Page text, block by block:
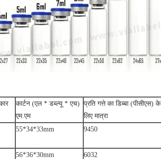
कार्टन (एल * डब्ल्यू * एच)
एम.एम
प्रति गत्ते का डिब्बा (पीसीएस) के
लिए मात्रा
55*34*33mm 9450
56*36*30mm 6032